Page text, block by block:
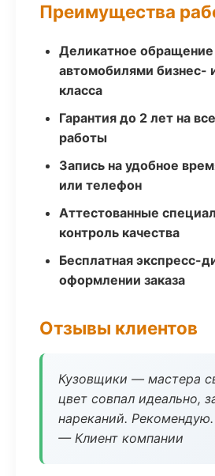
Преимущества
Деликатное обращение
автомобилями бизнес-
класса
Гарантия до 2 лет на
работы
Запись на удобное
или телефон
Аттестованные
контроль качества
Бесплатная экспресс-
оформлении заказа
Отзывы клиентов
Кузовщики — мастера
цвет совпал идеально,
нареканий. Рекомендую.
— Клиент компании